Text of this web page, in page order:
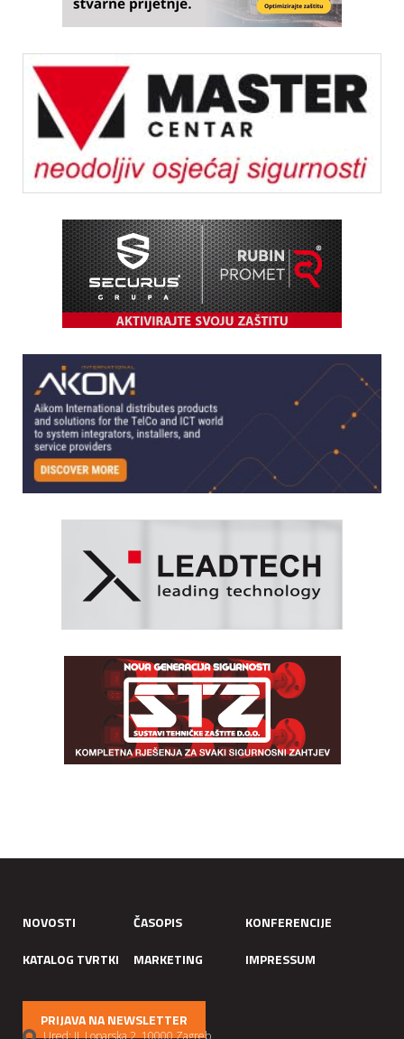
NOVOSTI ČASOPIS
KONFERENCIJE
KATALOG TVRTKI
MARKETING IMPRESSUM
PRIJAVA NA NEWSLETTER